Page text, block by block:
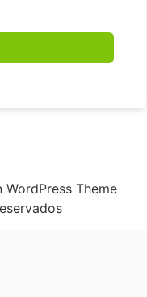
Theme